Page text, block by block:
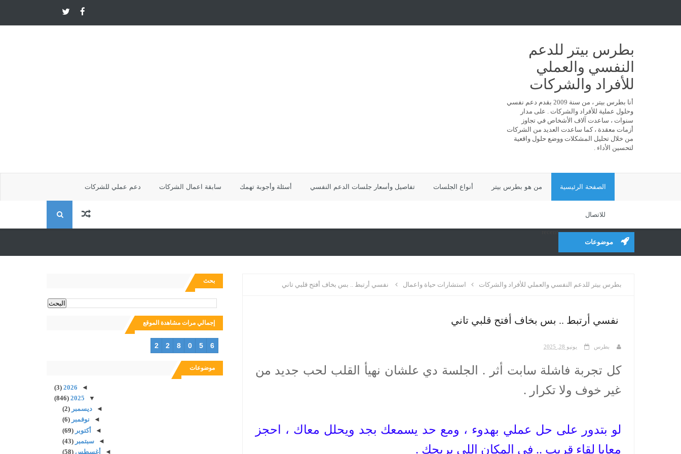
بطرس بيتر للدعم
النفسي والعملي
للأفراد والشركات
أنا بطرس بيتر ، من سنة 2009 بقدم دعم نفسي
وحلول عملية للأفراد والشركات . على مدار
سنوات ، ساعدت آلاف الأشخاص في تجاوز
أزمات معقدة ، كما ساعدت العديد من الشركات
من خلال تحليل المشكلات ووضع حلول واقعية
لتحسين الأداء .
الصفحة الرئيسية من هو بطرس بيتر أنواع الجلسات تفاصيل وأسعار جلسات الدعم النفسي أسئلة وأجوبة تهمك سابقة اعمال الشركات دعم عملي للشركات
للاتصال ا
ح
موضوعات
بطرس بيتر للدعم النفسي والعملي للأفراد والشركات استشارات حياة واعمال نفسي أرتبط .. بس بخاف أفتح قلبي تاني
نفسي أرتبط .. بس بخاف أفتح قلبي تاني
بطرس يونيو 28, 2025
كل تجربة فاشلة سابت أثر . الجلسة دي علشان نهيأ القلب لحب جديد من
غير خوف ولا تكرار .
لو بتدور على حل عملي بهدوء ، ومع حد يسمعك بجد ويحلل معاك ، احجز
معايا لقاء قريب .. في المكان اللي يريحك .
بحث
إجمالي مرات مشاهدة الموقع
2 2 8 0 5 6
موضوعات
◄
2026
(3)
▼
2025
(846)
◄ديسمبر(2)
◄ نوفمبر(6)
◄أكتوبر(69)
◄سبتمبر(43)
◄
أغسطس(58)